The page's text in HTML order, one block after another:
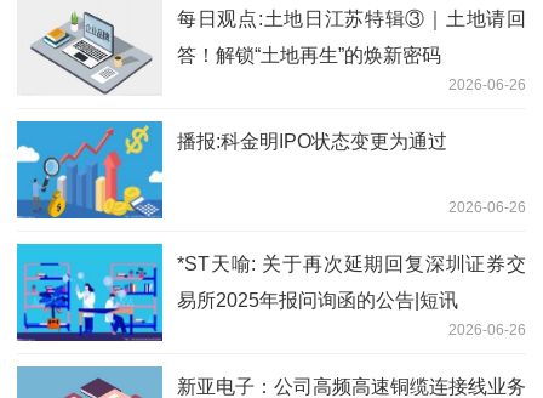
每日观点:土地日江苏特辑③｜土地请回
答！解锁“土地再生”的焕新密码
2026-06-26
播报:科金明IPO状态变更为通过
2026-06-26
*ST天喻: 关于再次延期回复深圳证券交
易所2025年报问询函的公告|短讯
2026-06-26
新亚电子：公司高频高速铜缆连接线业务